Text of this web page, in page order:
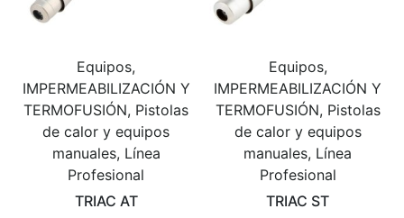
Equipos,
IMPERMEABILIZACIÓN Y
TERMOFUSIÓN, Pistolas
de calor y equipos
manuales, Línea
Profesional
TRIAC AT
Equipos,
IMPERMEABILIZACIÓN Y
TERMOFUSIÓN, Pistolas
de calor y equipos
manuales, Línea
Profesional
TRIAC ST